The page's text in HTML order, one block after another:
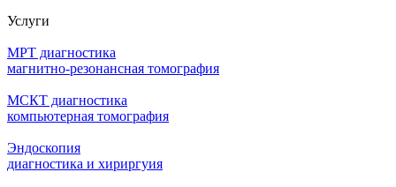
Услуги
МРТ диагностика
магнитно-резонансная томография
МСКТ диагностика
компьютерная томография
Эндоскопия
диагностика и хириргуия